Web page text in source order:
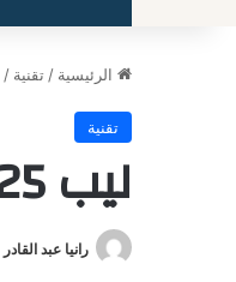
الرئيسية / تقنية /
تقنية
ليب 2025
رانيا عبد القادر